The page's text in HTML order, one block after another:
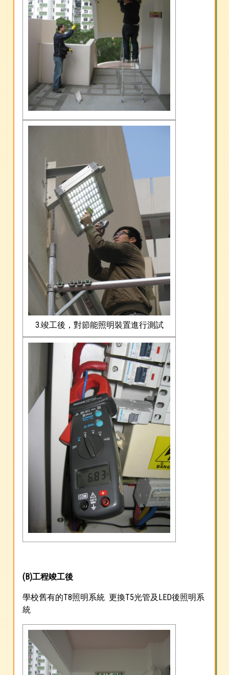
3.竣工後，對節能照明裝置進行測試
(B)工程竣工後
學校舊有的T8照明系統 更換T5光管及LED後照明系
統